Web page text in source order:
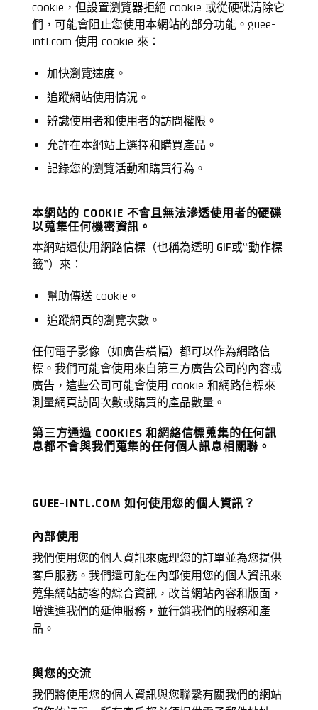
cookie，但設置瀏覽器拒絕 cookie 或從硬碟清除它
們，可能會阻止您使用本網站的部分功能。guee-
intl.com 使用 cookie 來：
加快瀏覽速度。
追蹤網站使用情況。
辨識使用者和使用者的訪問權限。
允許在本網站上選擇和購買產品。
記錄您的瀏覽活動和購買行為。
本網站的 COOKIE 不會且無法滲透使用者的硬碟
以蒐集任何機密資訊。
本網站還使用網路信標（也稱為透明 GIF或“動作標
籤”）來：
幫助傳送 cookie。
追蹤網頁的瀏覽次數。
任何電子影像（如廣告橫幅）都可以作為網路信
標。我們可能會使用來自第三方廣告公司的內容或
廣告，這些公司可能會使用 cookie 和網路信標來
測量網頁訪問次數或購買的產品數量。
第三方通過 COOKIES 和網絡信標蒐集的任何訊
息都不會與我們蒐集的任何個人訊息相關聯。
GUEE-INTL.COM 如何使用您的個人資訊？
內部使用
我們使用您的個人資訊來處理您的訂單並為您提供
客戶服務。我們還可能在內部使用您的個人資訊來
蒐集網站訪客的綜合資訊，改善網站內容和版面，
增進進我們的延伸服務，並行銷我們的服務和產
品。
與您的交流
我們將使用您的個人資訊與您聯繫有關我們的網站